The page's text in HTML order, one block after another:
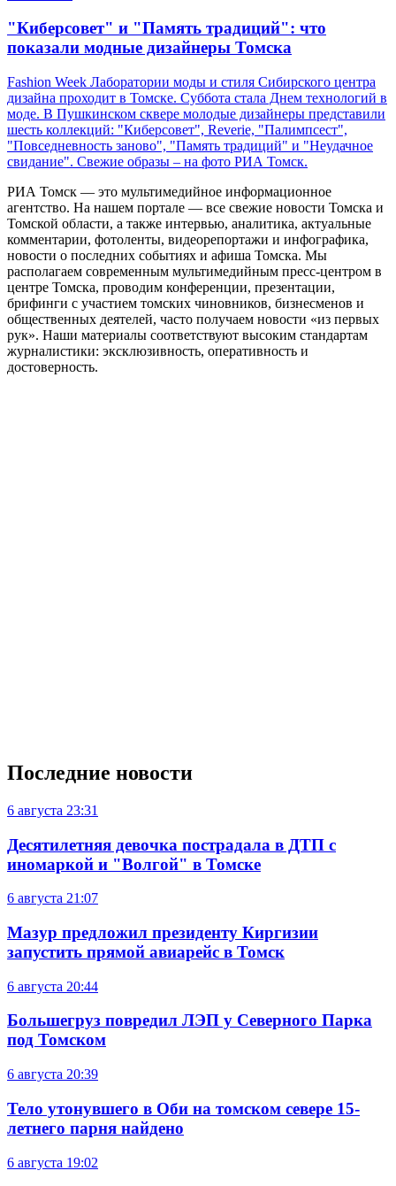
"Киберсовет" и "Память традиций": что
показали модные дизайнеры Томска
Fashion Week Лаборатории моды и стиля Сибирского центра
дизайна проходит в Томске. Суббота стала Днем технологий в
моде. В Пушкинском сквере молодые дизайнеры представили
шесть коллекций: "Киберсовет", Reverie, "Палимпсест",
"Повседневность заново", "Память традиций" и "Неудачное
свидание". Свежие образы – на фото РИА Томск.
РИА Томск — это мультимедийное информационное
агентство. На нашем портале — все свежие новости Томска и
Томской области, а также интервью, аналитика, актуальные
комментарии, фотоленты, видеорепортажи и инфографика,
новости о последних событиях и афиша Томска. Мы
располагаем современным мультимедийным пресс-центром в
центре Томска, проводим конференции, презентации,
брифинги с участием томских чиновников, бизнесменов и
общественных деятелей, часто получаем новости «из первых
рук». Наши материалы соответствуют высоким стандартам
журналистики: эксклюзивность, оперативность и
достоверность.
Последние новости
6 августа 23:31
Десятилетняя девочка пострадала в ДТП с
иномаркой и "Волгой" в Томске
6 августа 21:07
Мазур предложил президенту Киргизии
запустить прямой авиарейс в Томск
6 августа 20:44
Большегруз повредил ЛЭП у Северного Парка
под Томском
6 августа 20:39
Тело утонувшего в Оби на томском севере 15-
летнего парня найдено
6 августа 19:02